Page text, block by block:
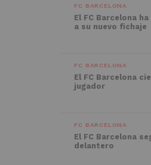
FC BARCELONA
El FC Barcelona
a su nuevo fichaje
FC BARCELONA
El FC Barcelona
jugador
FC BARCELONA
El FC Barcelona
delantero